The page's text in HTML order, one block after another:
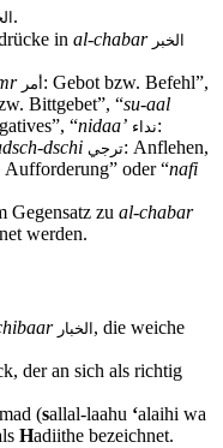
.
in al-chabar الخبر
أمر: Gebot bzw. Befehl”,
Bittgebet”, “su-aal
“nidaa’ نداء:
dschi ترجي: Anflehen,
Aufforderung” oder “nafi
Gegensatz zu al-chabar
werden.
الخبار , die weiche
der an sich als richtig
(sallal-laahu ‘alaihi wa
Hadiithe bezeichnet.